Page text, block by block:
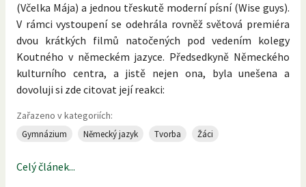
(Včelka Mája) a jednou třeskutě moderní písní (Wise guys).
V rámci vystoupení se odehrála rovněž světová premiéra
dvou krátkých filmů natočených pod vedením kolegy
Koutného v německém jazyce. Předsedkyně Německého
kulturního centra, a jistě nejen ona, byla unešena a
dovoluji si zde citovat její reakci:
Zařazeno v kategoriích:
Gymnázium Německý jazyk Tvorba Žáci
Celý článek...